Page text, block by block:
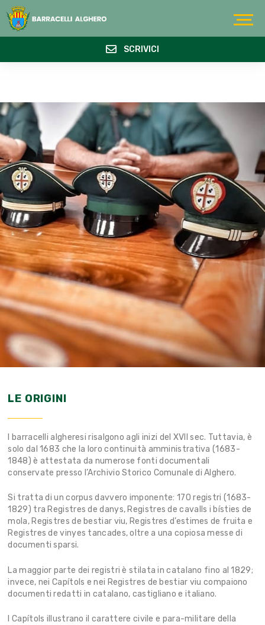
SCRIVICI
LE ORIGINI
I barracelli algheresi risalgono agli inizi del XVII sec. Tuttavia, è
solo dal 1683 che la loro continuità amministrativa (1683-
1848) è attestata da numerose fonti documentali
conservate presso l’Archivio Storico Comunale di Alghero.
Si tratta di un corpus davvero imponente: 170 registri (1683-
1829) tra Registres de danys, Registres de cavalls i bísties de
mola, Registres de bestiar viu, Registres d’estimes de fruita e
Registres de vinyes tancades, oltre a una copiosa messe di
documenti sparsi.
La maggior parte dei registri è stilata in catalano fino al 1829;
invece, nei Capítols e nei Registres de bestiar viu compaiono
documenti redatti in catalano, castigliano e italiano.
I Capítols illustrano il carattere civile e para-militare della